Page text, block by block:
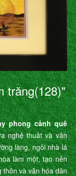
trăng(128)"
phong cảnh quê
nghệ thuât và văn
làng, ngôi nhà lá
làm một, tạo nên
và văn hóa dân